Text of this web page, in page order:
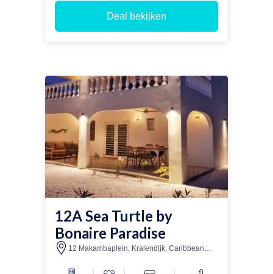
overdekt terras met buitenmeubilair.
Parkeren is mogelijk op het terrein.
Deal bekijken
12A Sea Turtle by
Bonaire Paradise
12 Makambaplein, Kralendijk, Caribbean